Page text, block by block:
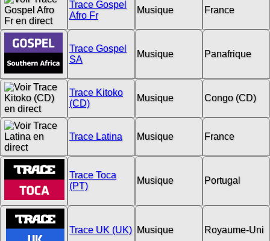
Trace Gospel
Afro Fr
Musique France
Trace Gospel
SA
Musique Panafrique
Trace Kitoko
(CD)
Musique Congo (CD)
Trace Latina Musique France
Trace Toca
(PT)
Musique Portugal
Trace UK (UK) Musique Royaume-Uni